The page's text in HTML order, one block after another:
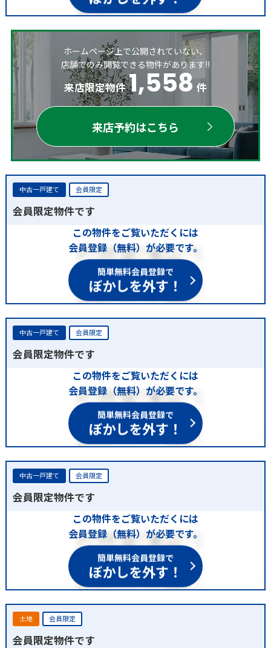
ホームページ上で公開されていない、
店舗でのみ閲覧できる物件があります!!
来店限定物件 1,558 件
来店予約はこちら
中古一戸建て 会員限定
会員限定物件です
この物件をご覧いただくには
会員登録（無料）が必要です。
簡単無料会員登録で
ぼかしを外す！
中古一戸建て 会員限定
会員限定物件です
この物件をご覧いただくには
会員登録（無料）が必要です。
簡単無料会員登録で
ぼかしを外す！
中古一戸建て 会員限定
会員限定物件です
この物件をご覧いただくには
会員登録（無料）が必要です。
簡単無料会員登録で
ぼかしを外す！
土地 会員限定
会員限定物件です